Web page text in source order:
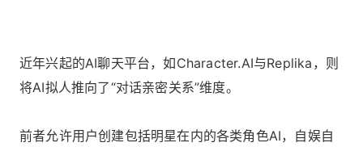
近年兴起的AI聊天平台，如Character.AI与Replika，则
将AI拟人推向了“对话亲密关系”维度。
前者允许用户创建包括明星在内的各类角色AI，自娱自